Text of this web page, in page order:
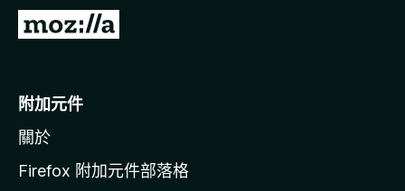
前
o
i
l
附加元件
關於
Firefox 附加元件部落格